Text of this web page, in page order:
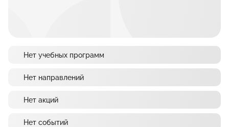
Нет учебных программ
Нет направлений
Нет акций
Нет событий